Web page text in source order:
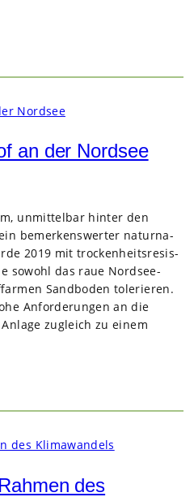
an der Nordsee
unmit­tel­bar hin­ter den
bemer­kens­wer­ter natur­na­
2019 mit tro­cken­heits­re­sis­
sowohl das raue Nord­see­
Sand­bo­den tole­rie­ren.
Anfor­de­run­gen an die
zugleich zu einem
des